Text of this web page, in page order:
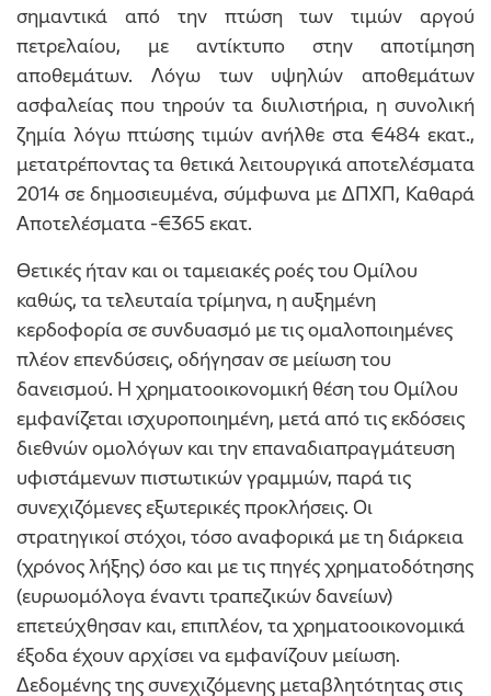
σημαντικά από την πτώση των τιμών αργού
πετρελαίου, με αντίκτυπο στην αποτίμηση
αποθεμάτων. Λόγω των υψηλών αποθεμάτων
ασφαλείας που τηρούν τα διυλιστήρια, η συνολική
ζημία λόγω πτώσης τιμών ανήλθε στα €484 εκατ.,
μετατρέποντας τα θετικά λειτουργικά αποτελέσματα
2014 σε δημοσιευμένα, σύμφωνα με ΔΠΧΠ, Καθαρά
Αποτελέσματα -€365 εκατ.
Θετικές ήταν και οι ταμειακές ροές του Ομίλου
καθώς, τα τελευταία τρίμηνα, η αυξημένη
κερδοφορία σε συνδυασμό με τις ομαλοποιημένες
πλέον επενδύσεις, οδήγησαν σε μείωση του
δανεισμού. Η χρηματοοικονομική θέση του Ομίλου
εμφανίζεται ισχυροποιημένη, μετά από τις εκδόσεις
διεθνών ομολόγων και την επαναδιαπραγμάτευση
υφιστάμενων πιστωτικών γραμμών, παρά τις
συνεχιζόμενες εξωτερικές προκλήσεις. Οι
στρατηγικοί στόχοι, τόσο αναφορικά με τη διάρκεια
(χρόνος λήξης) όσο και με τις πηγές χρηματοδότησης
(ευρωομόλογα έναντι τραπεζικών δανείων)
επετεύχθησαν και, επιπλέον, τα χρηματοοικονομικά
έξοδα έχουν αρχίσει να εμφανίζουν μείωση.
Δεδομένης της συνεχιζόμενης μεταβλητότητας στις